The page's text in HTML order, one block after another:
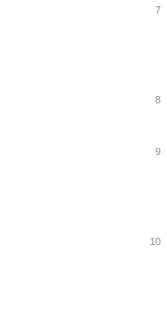
7
8
9
10